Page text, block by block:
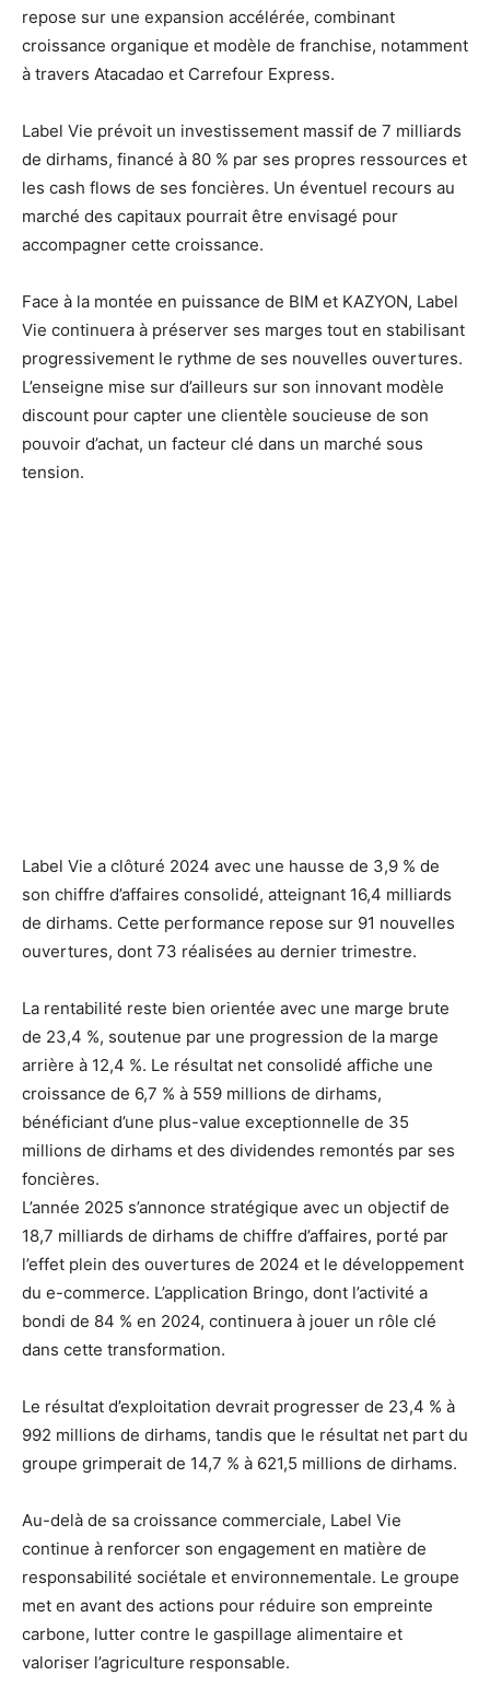
repose sur une expansion accélérée, combinant
croissance organique et modèle de franchise, notamment
à travers Atacadao et Carrefour Express.
Label Vie prévoit un investissement massif de 7 milliards
de dirhams, financé à 80 % par ses propres ressources et
les cash flows de ses foncières. Un éventuel recours au
marché des capitaux pourrait être envisagé pour
accompagner cette croissance.
Face à la montée en puissance de BIM et KAZYON, Label
Vie continuera à préserver ses marges tout en stabilisant
progressivement le rythme de ses nouvelles ouvertures.
L’enseigne mise sur d’ailleurs sur son innovant modèle
discount pour capter une clientèle soucieuse de son
pouvoir d’achat, un facteur clé dans un marché sous
tension.
Label Vie a clôturé 2024 avec une hausse de 3,9 % de
son chiffre d’affaires consolidé, atteignant 16,4 milliards
de dirhams. Cette performance repose sur 91 nouvelles
ouvertures, dont 73 réalisées au dernier trimestre.
La rentabilité reste bien orientée avec une marge brute
de 23,4 %, soutenue par une progression de la marge
arrière à 12,4 %. Le résultat net consolidé affiche une
croissance de 6,7 % à 559 millions de dirhams,
bénéficiant d’une plus-value exceptionnelle de 35
millions de dirhams et des dividendes remontés par ses
foncières.
L’année 2025 s’annonce stratégique avec un objectif de
18,7 milliards de dirhams de chiffre d’affaires, porté par
l’effet plein des ouvertures de 2024 et le développement
du e-commerce. L’application Bringo, dont l’activité a
bondi de 84 % en 2024, continuera à jouer un rôle clé
dans cette transformation.
Le résultat d’exploitation devrait progresser de 23,4 % à
992 millions de dirhams, tandis que le résultat net part du
groupe grimperait de 14,7 % à 621,5 millions de dirhams.
Au-delà de sa croissance commerciale, Label Vie
continue à renforcer son engagement en matière de
responsabilité sociétale et environnementale. Le groupe
met en avant des actions pour réduire son empreinte
carbone, lutter contre le gaspillage alimentaire et
valoriser l’agriculture responsable.